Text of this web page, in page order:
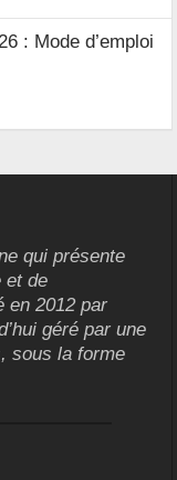
: Mode d’emploi
qui présente
et de
en 2012 par
géré par une
sous la forme